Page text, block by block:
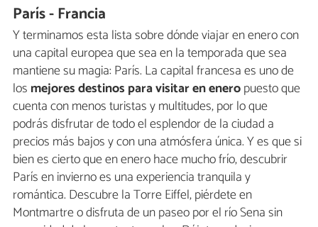
París - Francia
Y terminamos esta lista sobre dónde viajar en enero con
una capital europea que sea en la temporada que sea
mantiene su magia: París. La capital francesa es uno de
los mejores destinos para visitar en eneropuesto que
cuenta con menos turistas y multitudes, por lo que
podrás disfrutar de todo el esplendor de la ciudad a
precios más bajos y con una atmósfera única. Y es que si
bien es cierto que en enero hace mucho frío, descubrir
París en invierno es una experiencia tranquila y
romántica. Descubre la Torre Eiffel, piérdete en
Montmartre o disfruta de un paseo por el río Sena sin